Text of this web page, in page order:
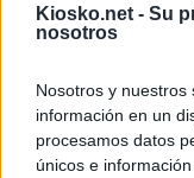
Kiosko.net - Su
nosotros
Nosotros y nuestros
información en un
procesamos datos
únicos e